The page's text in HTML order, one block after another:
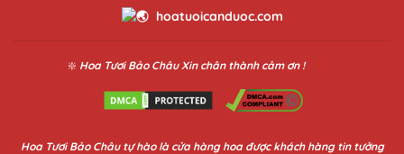
hoatuoicanduoc.com
❇️ Hoa Tươi Bảo Châu Xin chân thành cảm ơn !
Hoa Tươi Bảo Châutự hào là cửa hàng hoa được khách hàng tin tưởng